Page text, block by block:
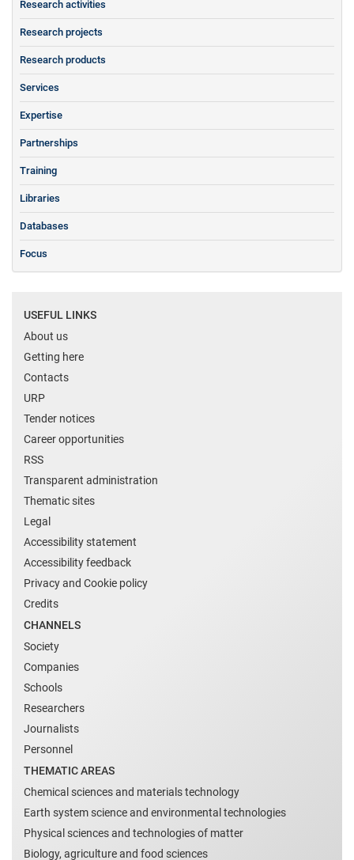
Research activities
Research projects
Research products
Services
Expertise
Partnerships
Training
Libraries
Databases
Focus
USEFUL LINKS
About us
Getting here
Contacts
URP
Tender notices
Career opportunities
RSS
Transparent administration
Thematic sites
Legal
Accessibility statement
Accessibility feedback
Privacy and Cookie policy
Credits
CHANNELS
Society
Companies
Schools
Researchers
Journalists
Personnel
THEMATIC AREAS
Chemical sciences and materials technology
Earth system science and environmental technologies
Physical sciences and technologies of matter
Biology, agriculture and food sciences